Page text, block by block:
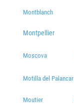
Montblanch
Montpellier
Moscova
Motilla del Palancar
Moutier